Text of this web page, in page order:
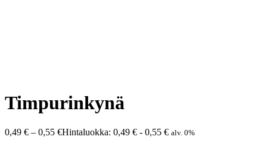
Timpurinkynä
0,49 € – 0,55 €Hintaluokka: 0,49 € - 0,55 € alv. 0%